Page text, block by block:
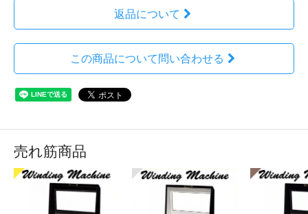
返品について
この商品について問い合わせる
売れ筋商品